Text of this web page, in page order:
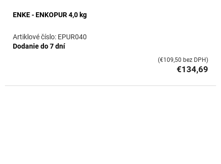
ENKE - ENKOPUR 4,0 kg
Dodanie do 7 dní
EPUR040
€134,69
(€109,50 bez DPH)